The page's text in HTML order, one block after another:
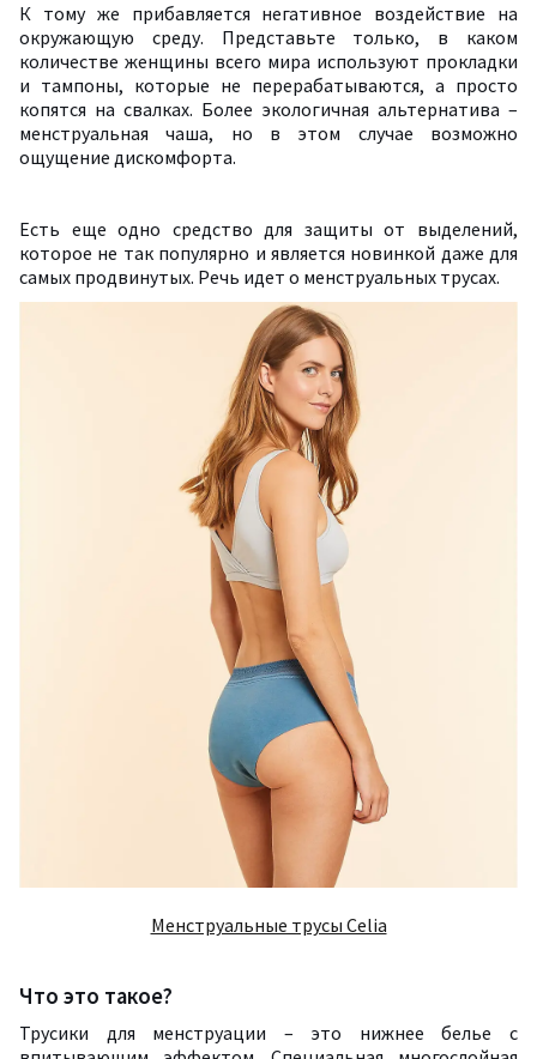
К тому же прибавляется негативное воздействие на
окружающую среду. Представьте только, в каком
количестве женщины всего мира используют прокладки
и тампоны, которые не перерабатываются, а просто
копятся на свалках. Более экологичная альтернатива –
менструальная чаша, но в этом случае возможно
ощущение дискомфорта.
Есть еще одно средство для защиты от выделений,
которое не так популярно и является новинкой даже для
самых продвинутых. Речь идет о менструальных трусах.
Менструальные трусы Celia
Что это такое?
Трусики для менструации – это нижнее белье с